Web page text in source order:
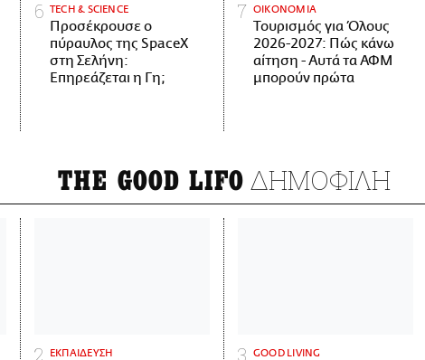
ΤECH & SCIENCE
Προσέκρουσε ο
πύραυλος της SpaceX
στη Σελήνη:
Επηρεάζεται η Γη;
ΟΙΚΟΝΟΜΙΑ
Τουρισμός για Όλους
2026-2027: Πώς κάνω
αίτηση - Αυτά τα ΑΦΜ
μπορούν πρώτα
THE GOOD LIFO ΔΗΜΟΦΙΛΗ
ΕΚΠΑΙΔΕΥΣΗ GOOD LIVING